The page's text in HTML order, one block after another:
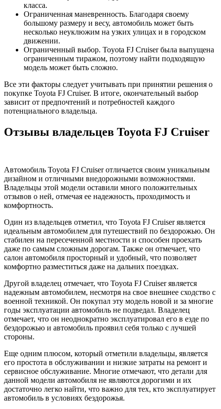
класса.
Ограниченная маневренность. Благодаря своему
большому размеру и весу, автомобиль может быть
несколько неуклюжим на узких улицах и в городском
движении.
Ограниченный выбор. Toyota FJ Cruiser была выпущена
ограниченным тиражом, поэтому найти подходящую
модель может быть сложно.
Все эти факторы следует учитывать при принятии решения о
покупке Toyota FJ Cruiser. В итоге, окончательный выбор
зависит от предпочтений и потребностей каждого
потенциального владельца.
Отзывы владельцев Toyota FJ Cruiser
Автомобиль Toyota FJ Cruiser отличается своим уникальным
дизайном и отличными внедорожными возможностями.
Владельцы этой модели оставили много положительных
отзывов о ней, отмечая ее надежность, проходимость и
комфортность.
Один из владельцев отметил, что Toyota FJ Cruiser является
идеальным автомобилем для путешествий по бездорожью. Он
стабилен на пересеченной местности и способен проехать
даже по самым сложным дорогам. Также он отмечает, что
салон автомобиля просторный и удобный, что позволяет
комфортно разместиться даже на дальних поездках.
Другой владелец отмечает, что Toyota FJ Cruiser является
надежным автомобилем, несмотря на свое внешнее сходство с
военной техникой. Он покупал эту модель новой и за многие
годы эксплуатации автомобиль не подведал. Владелец
отмечает, что он неоднократно эксплуатировал его в езде по
бездорожью и автомобиль проявил себя только с лучшей
стороны.
Еще одним плюсом, который отметили владельцы, является
его простота в обслуживании и низкие затраты на ремонт и
сервисное обслуживание. Многие отмечают, что детали для
данной модели автомобиля не являются дорогими и их
достаточно легко найти, что важно для тех, кто эксплуатирует
автомобиль в условиях бездорожья.